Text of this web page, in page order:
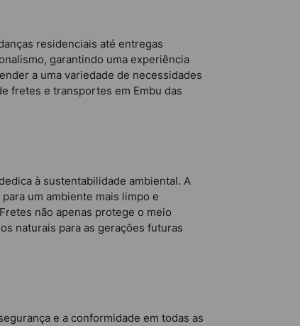
residenciais até entregas
garantindo uma experiência
a uma variedade de necessidades
fretes e transportes em Embu das
à sustentabilidade ambiental. A
um ambiente mais limpo e
não apenas protege o meio
naturais para as gerações futuras
e a conformidade em todas as